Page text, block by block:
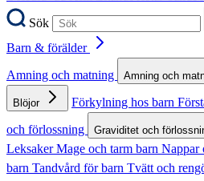
Sök
Barn & förälder
Amning och matning
Amning och
Blöjor Förkylning hos barn
och förlossning
Graviditet och
LeksakerMage och tarm barn Nappar
barn Tandvård för barn Tvätt och